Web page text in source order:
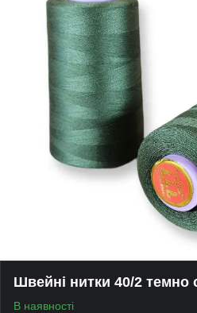
Швейні нитки 40/2 темно
В наявності